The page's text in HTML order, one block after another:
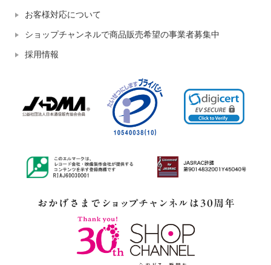
お客様対応について
ショップチャンネルで商品販売希望の事業者募集中
採用情報